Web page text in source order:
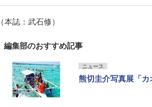
（本誌：武石修）
編集部のおすすめ記事
ニュース
熊切圭介写真展「カ